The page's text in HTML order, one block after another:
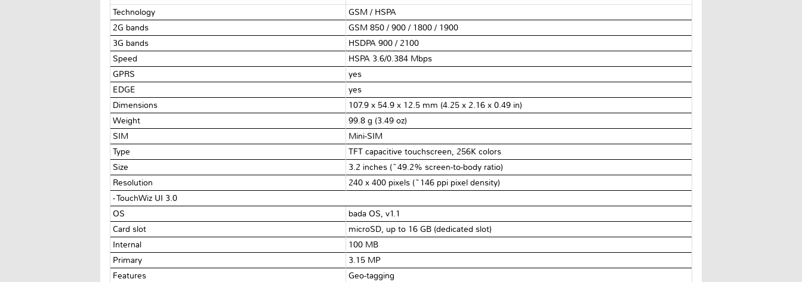
Technology
GSM / HSPA
2G bands
GSM 850 / 900 / 1800 / 1900
3G bands
HSDPA 900 / 2100
Speed
HSPA 3.6/0.384 Mbps
GPRS
yes
EDGE
yes
Dimensions
107.9 x 54.9 x 12.5 mm (4.25 x 2.16 x 0.49 in)
Weight
99.8 g (3.49 oz)
SIM
Mini-SIM
Type
TFT capacitive touchscreen, 256K colors
Size
3.2 inches (~49.2% screen-to-body ratio)
Resolution
240 x 400 pixels (~146 ppi pixel density)
- TouchWiz UI 3.0
OS
bada OS, v1.1
Card slot
microSD, up to 16 GB (dedicated slot)
Internal
100 MB
Primary
3.15 MP
Features
Geo-tagging